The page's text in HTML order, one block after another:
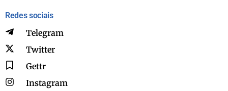
Redes sociais
Telegram
Twitter
Gettr
Instagram